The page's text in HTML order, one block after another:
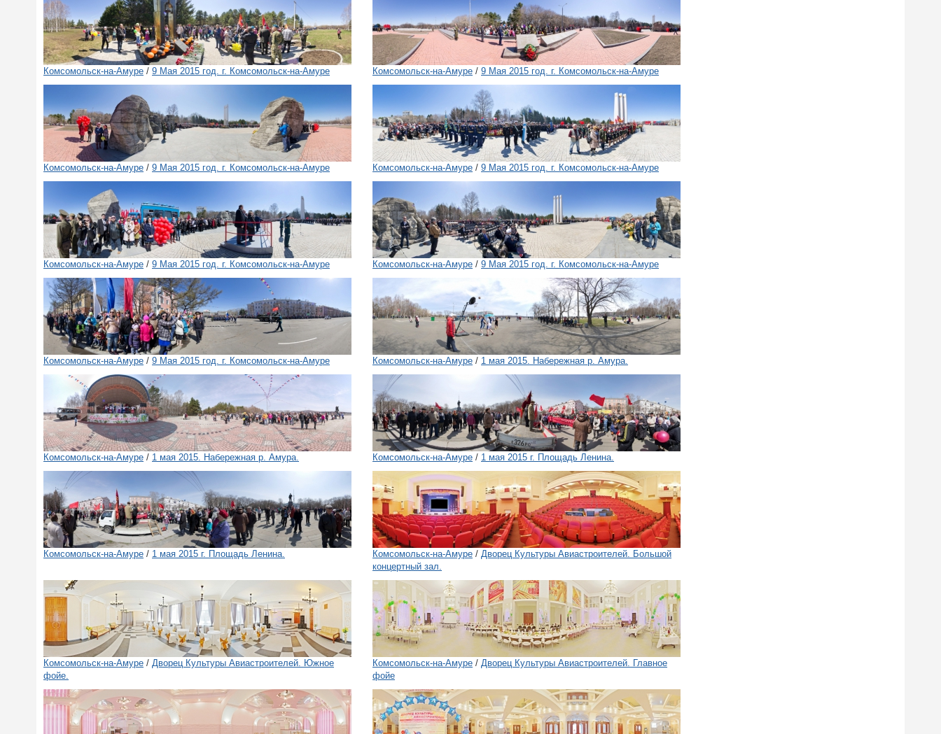
Комсомольск-на-Амуре / 9 Мая 2015 год. г. Комсомольск-на-Амуре Комсомольск-на-Амуре / 9 Мая 2015 год. г. Комсомольск-на-Амуре
Комсомольск-на-Амуре / 9 Мая 2015 год. г. Комсомольск-на-Амуре Комсомольск-на-Амуре / 9 Мая 2015 год. г. Комсомольск-на-Амуре
Комсомольск-на-Амуре / 9 Мая 2015 год. г. Комсомольск-на-Амуре Комсомольск-на-Амуре / 9 Мая 2015 год. г. Комсомольск-на-Амуре
Комсомольск-на-Амуре / 9 Мая 2015 год. г. Комсомольск-на-Амуре Комсомольск-на-Амуре / 1 мая 2015. Набережная р. Амура.
Комсомольск-на-Амуре / 1 мая 2015. Набережная р. Амура. Комсомольск-на-Амуре / 1 мая 2015 г. Площадь Ленина.
Комсомольск-на-Амуре / 1 мая 2015 г. Площадь Ленина. Комсомольск-на-Амуре / Дворец Культуры Авиастроителей. Большой
концертный зал.
Комсомольск-на-Амуре / Дворец Культуры Авиастроителей. Южное
фойе.
Комсомольск-на-Амуре / Дворец Культуры Авиастроителей. Главное
фойе